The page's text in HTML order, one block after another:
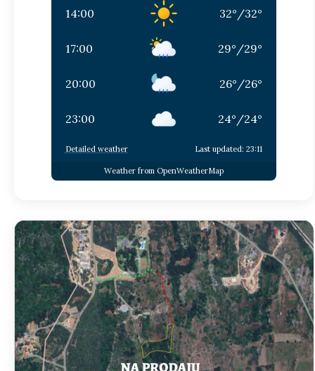
14:00 32° /32°
17:00 29° /29°
20:00 26° /26°
23:00 24° /24°
Detailed weather Last updated: 23:11
Weather from OpenWeatherMap